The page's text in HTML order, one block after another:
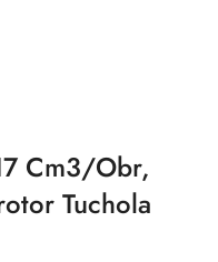
Cm3/Obr,
Tuchola